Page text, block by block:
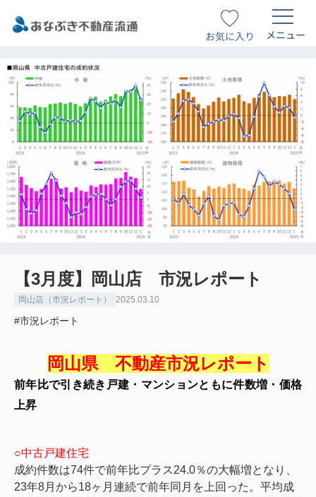
お気に入り メニュー
【3月度】岡山店 市況レポート
岡山店（市況レポート） 2025.03.10
#市況レポート
岡山県 不動産市況レポート
前年比で引き続き戸建・マンションともに件数増・価格
上昇
○中古戸建住宅
成約件数は74件で前年比プラス24.0％の大幅増となり、
23年8月から18ヶ月連続で前年同月を上回った。平均成